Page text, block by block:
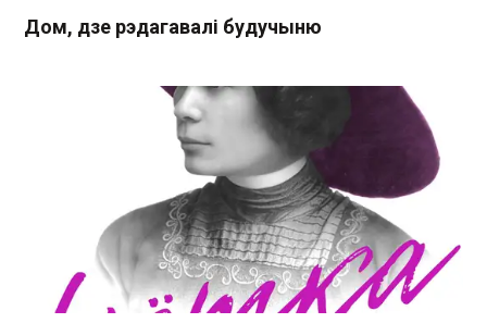
Дом, дзе рэдагавалі будучыню